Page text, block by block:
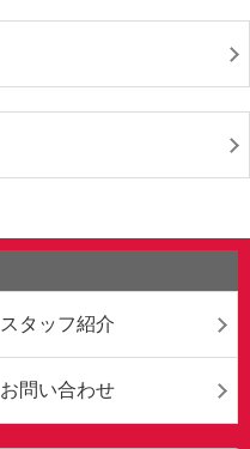
スタッフ紹介
お問い合わせ